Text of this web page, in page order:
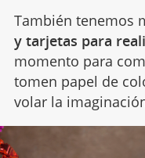
También tenemos
y tarjetas para
momento para
tomen papel de
volar la